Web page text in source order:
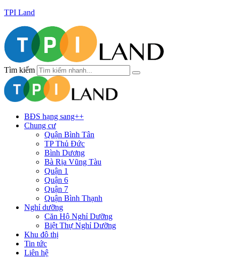
TPI Land
Tìm kiếm
BĐS hạng sang++
Chung cư
Quận Bình Tân
TP Thủ Đức
Bình Dương
Bà Rịa Vũng Tàu
Quận 1
Quận 6
Quận 7
Quận Bình Thạnh
Nghỉ dưỡng
Căn Hộ Nghỉ Dưỡng
Biệt Thự Nghỉ Dưỡng
Khu đô thị
Tin tức
Liên hệ